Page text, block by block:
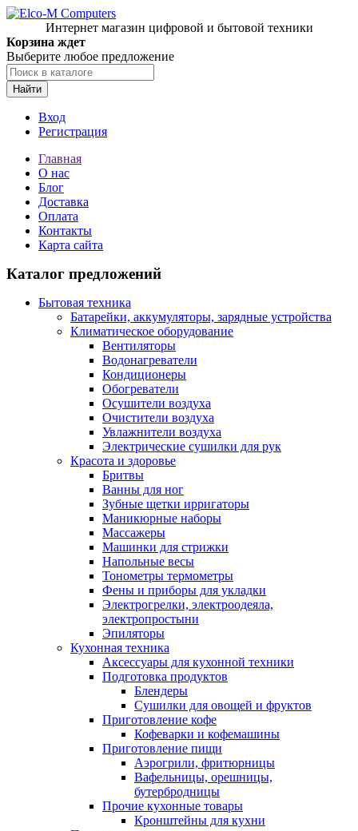
Интернет магазин цифровой и бытовой техники
Корзина ждет
Выберите любое предложение
Найти
Вход
Регистрация
Главная
О нас
Блог
Доставка
Оплата
Контакты
Карта сайта
Каталог предложений
Бытовая техника
Батарейки, аккумуляторы, зарядные устройства
Климатическое оборудование
Вентиляторы
Водонагреватели
Кондиционеры
Обогреватели
Осушители воздуха
Очистители воздуха
Увлажнители воздуха
Электрические сушилки для рук
Красота и здоровье
Бритвы
Ванны для ног
Зубные щетки ирригаторы
Маникюрные наборы
Массажеры
Машинки для стрижки
Напольные весы
Тонометры термометры
Фены и приборы для укладки
Электрогрелки, электроодеяла,
электропростыни
Эпиляторы
Кухонная техника
Аксессуары для кухонной техники
Подготовка продуктов
Блендеры
Сушилки для овощей и фруктов
Приготовление кофе
Кофеварки и кофемашины
Приготовление пищи
Аэрогрили, фритюрницы
Вафельницы, орешницы,
бутербродницы
Прочие кухонные товары
Кронштейны для кухни